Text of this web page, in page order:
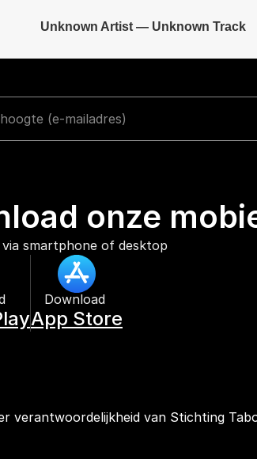
Unknown Artist — Unknown Track
onze
via smartphone of desktop
Download
App Store
verantwoordelijkheid van Stichting